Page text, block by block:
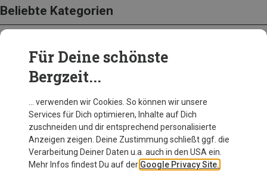
Beliebte Kategorien
BEKLEIDUNG
Für Deine schönste
Bergzeit...
… verwenden wir Cookies. So können wir unsere
Services für Dich optimieren, Inhalte auf Dich
zuschneiden und dir entsprechend personalisierte
Anzeigen zeigen. Deine Zustimmung schließt ggf. die
Verarbeitung Deiner Daten u.a. auch in den USA ein.
Mehr Infos findest Du auf der Google Privacy Site.